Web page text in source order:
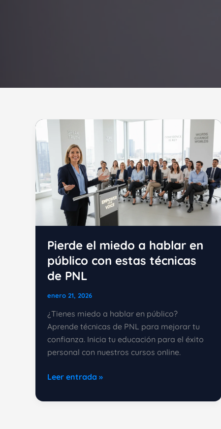
Pierde el miedo a hablar en
público con estas técnicas
de PNL
enero 21, 2026
¿Tienes miedo a hablar en público?
Aprende técnicas de PNL para mejorar tu
confianza. Inicia tu educación para el éxito
personal con nuestros cursos online.
Pierde
miedo
Leer entrada »